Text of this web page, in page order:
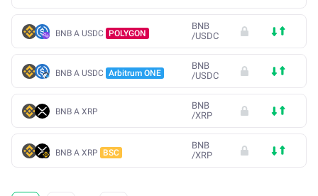
BNB A USDC POLYGON
BNB
/USDC
BNB A USDC Arbitrum ONE
BNB
/USDC
BNB A XRP
BNB
/XRP
BNB A XRP BSC
BNB
/XRP